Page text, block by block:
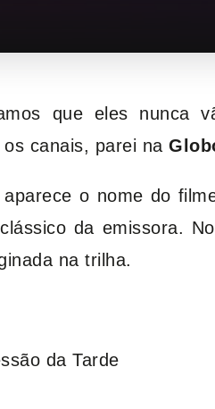
que eles nunca
canais, parei na
o nome do
da emissora.
na trilha.